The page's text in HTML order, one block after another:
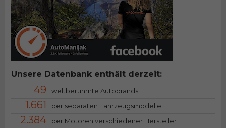
Unsere Datenbank enthält derzeit:
49 weltberühmte Autobrands
1.661 der separaten Fahrzeugsmodelle
2.384 der Motoren verschiedener Hersteller